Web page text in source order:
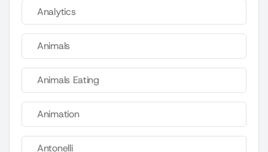
Analytics
Animals
Animals Eating
Animation
Antonelli